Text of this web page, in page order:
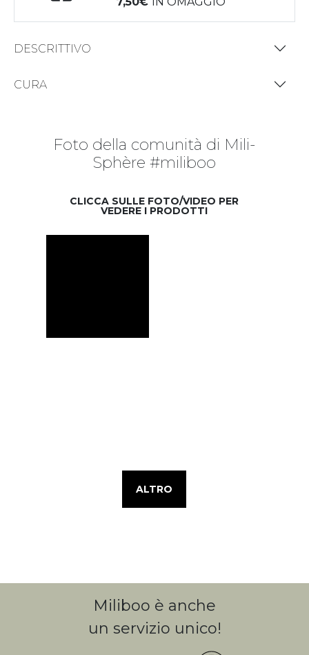
DESCRITTIVO
CURA
Foto della comunità di Mili-
Sphère #miliboo
CLICCA SULLE FOTO/VIDEO PER
VEDERE I PRODOTTI
ALTRO
Miliboo è anche
un servizio unico!